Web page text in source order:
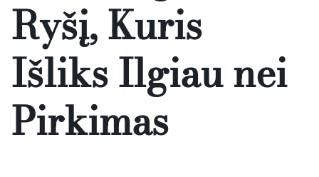
Ryšį, Kuris
Išliks Ilgiau nei
Pirkimas